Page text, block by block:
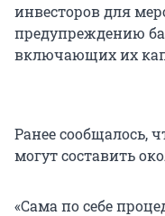
инвесторов для
предупреждению
включающих их
Ранее сообщалось,
могут составить
«Сама по себе